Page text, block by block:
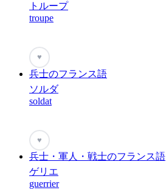
トループ
troupe
♥
兵士のフランス語
ソルダ
soldat
♥
兵士・軍人・戦士のフランス語
ゲリエ
guerrier